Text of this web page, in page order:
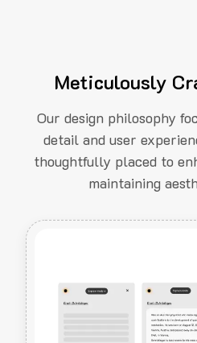
Meticulously
Our design philosophy
detail and user
thoughtfully placed to
maintaining